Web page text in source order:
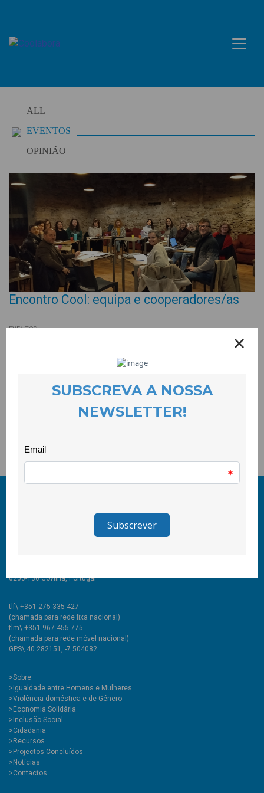
content
ALL
EVENTOS
OPINIÃO
Encontro Cool: equipa e cooperadores/as
EVENTOS
Os cooperadores e as cooperadoras juntaram-se à equipa da
tinha passado o dia em acções de team building para, em
conjunto, revermos a nossa estratégia organizacional,
reflectirmos sobre as actividades para 2024 e elegermos os
© 2011-2026 COOLABORA CRL
6200-136 Covilhã, Portugal
tlf\ +351 275 335 427
(chamada para rede fixa nacional)
tlm\ +351 967 455 775
(chamada para rede móvel nacional)
GPS\ 40.282151, -7.504082
>Sobre
>Igualdade entre Homens e Mulheres
>Violência doméstica e de Género
>Economia Solidária
>Inclusão Social
>Cidadania
>Recursos
>Projectos Concluídos
>Notícias
>Contactos